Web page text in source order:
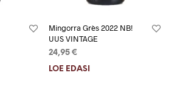
Mingorra Grès 2022 NB!
UUS VINTAGE
24,95 €
LOE EDASI